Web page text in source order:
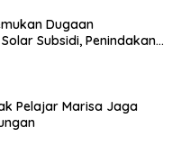
Dugaan
Subsidi, Penindakan
Pelajar Marisa Jaga